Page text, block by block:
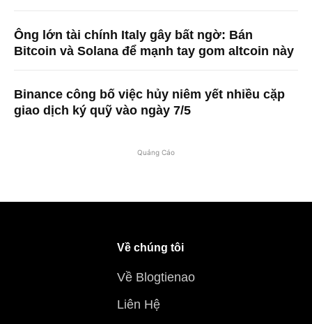
Ông lớn tài chính Italy gây bất ngờ: Bán
Bitcoin và Solana để mạnh tay gom altcoin này
Binance công bố việc hủy niêm yết nhiều cặp
giao dịch ký quỹ vào ngày 7/5
Quảng Cáo
Về chúng tôi
Về Blogtienao
Liên Hệ